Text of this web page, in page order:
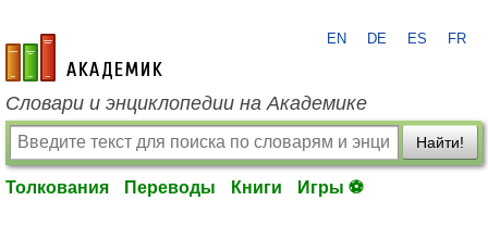
academic.ru
EN DE ES FR
Словари и энциклопедии на Академике
Найти!
Толкования Переводы Книги Игры ⚽